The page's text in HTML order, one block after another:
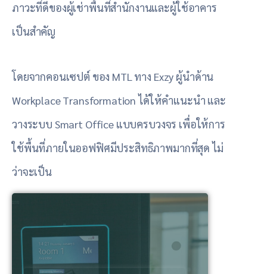
ภาวะที่ดีของผู้เช่าพื้นที่สำนักงานและผู้ใช้อาคาร
เป็นสำคัญ
โดยจากคอนเซปต์ ของ MTL ทาง Exzy ผู้นำด้าน
Workplace Transformation ได้ให้คำแนะนำ และ
วางระบบ Smart Office แบบครบวงจร เพื่อให้การ
ใช้พื้นที่ภายในออฟฟิศมีประสิทธิภาพมากที่สุด ไม่
ว่าจะเป็น